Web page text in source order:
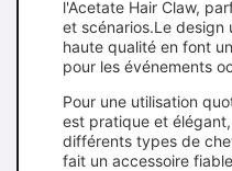
l'Acetate Hair Claw,
et scénarios.Le design
haute qualité en font
pour les événements
Pour une utilisation
est pratique et
différents types de
fait un accessoire